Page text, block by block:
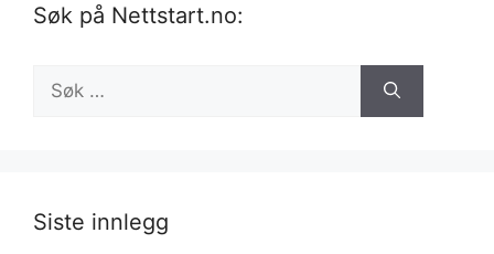
Søk på Nettstart.no:
etter:
Siste innlegg